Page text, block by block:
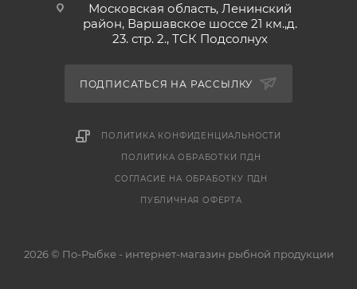
Купить в интернет-магазине "По-Рыбке" качество по
низкой цене от Российского производителя!
Московская область, Ленинский
район, Варшавское шоссе 21 км.,д.
23. стр. 2., ТСК Подсолнух
ПОДПИСАТЬСЯ НА РАССЫЛКУ
ПОЛИТИКА КОНФИДЕНЦИАЛЬНОСТИ
ПОЛИТИКА ОБРАБОТКИ ПДН
СОГЛАСИЕ НА ОБРАБОТКУ ПДН
ПУБЛИЧНАЯ ОФЕРТА
2026 © По-Рыбке - интернет-магазин рыбной продукции